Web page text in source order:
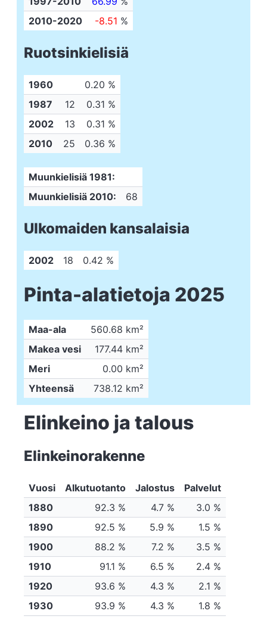
2010-2020
-8.51 %
Ruotsinkielisiä
1960
0.20 %
1987
12
0.31 %
2002
13
0.31 %
2010
25 0.36 %
Muunkielisiä 1981:
Muunkielisiä 2010:
68
Ulkomaiden kansalaisia
2002 18 0.42 %
Pinta-alatietoja 2025
Maa-ala
560.68 km²
Makea vesi
177.44 km²
Meri
0.00 km²
Yhteensä
738.12 km²
Elinkeino ja talous
Elinkeinorakenne
Vuosi Alkutuotanto Jalostus
Palvelut
1880
92.3 % 4.7 %
3.0 %
1890
92.5 % 5.9 %
1.5 %
1900
88.2 % 7.2 %
3.5 %
1910
91.1 % 6.5 %
2.4 %
1920
93.6 % 4.3 %
2.1 %
1930
93.9 % 4.3 % 1.8 %